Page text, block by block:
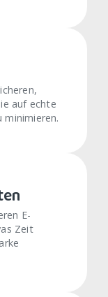
auf echte
minimieren.
E-
Zeit